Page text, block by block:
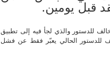
قبل يومين.
للدستور والذي لجأ فيه إلى تطبيق
للدستور الحالي يعبّر فقط عن فشل